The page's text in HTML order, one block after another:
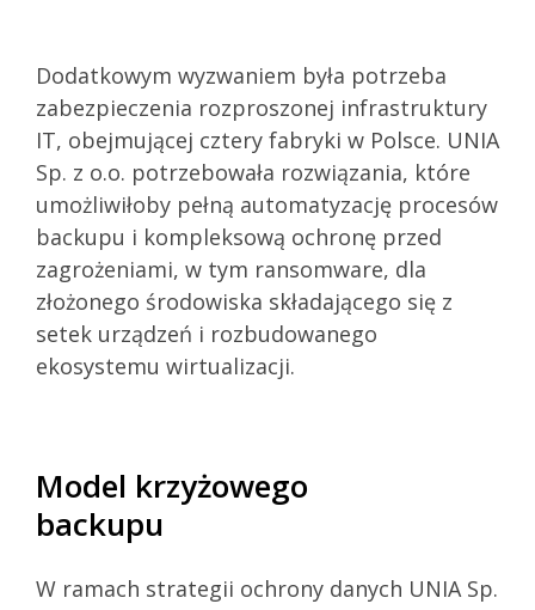
Dodatkowym wyzwaniem była potrzeba
zabezpieczenia rozproszonej infrastruktury
IT, obejmującej cztery fabryki w Polsce. UNIA
Sp. z o.o. potrzebowała rozwiązania, które
umożliwiłoby pełną automatyzację procesów
backupu i kompleksową ochronę przed
zagrożeniami, w tym ransomware, dla
złożonego środowiska składającego się z
setek urządzeń i rozbudowanego
ekosystemu wirtualizacji.
Model krzyżowego
backupu
W ramach strategii ochrony danych UNIA Sp.